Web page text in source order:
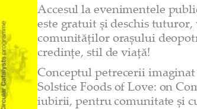
Accesul la evenimentele
este gratuit și deschis
comunităților orașului
credințe, stil de viață!
Conceptul petrecerii
Solstice Foods of Love: on
iubirii, pentru comunitate și